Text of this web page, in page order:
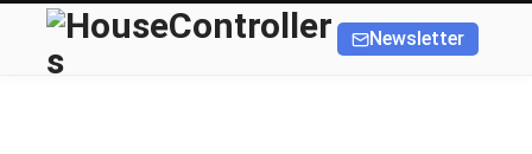
Newsletter